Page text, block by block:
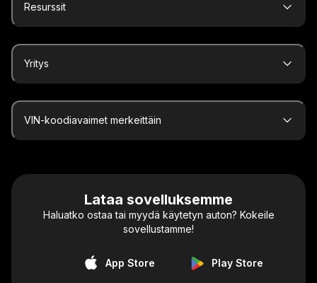
Resurssit
Yritys
VIN-koodiavaimet merkeittäin
Lataa sovelluksemme
Haluatko ostaa tai myydä käytetyn auton? Kokeile
sovellustamme!
App Store Play Store